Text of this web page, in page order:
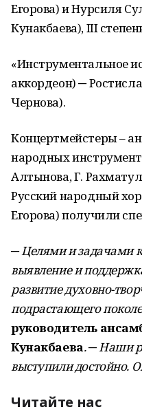
Егорова) и Нурсиля
Кунакбаева), III
«Инструментальное
аккордеон) ─
Чернова).
Концертмейстеры –
народных
Алтынова, Г.
Русский народный
Егорова) получили
─Целями и задачами
выявление и
развитие духовно-
подрастающего
руководитель
Кунакбаева. ─ Наши
выступили достойно.
Читайте нас